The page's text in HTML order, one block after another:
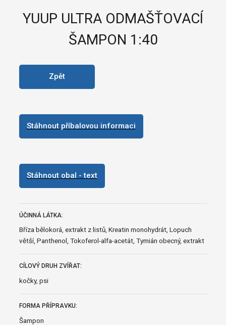
YUUP ULTRA ODMAŠŤOVACÍ
ŠAMPON 1:40
Zpět
Stáhnout příbalovou informaci
Stáhnout obal - text
ÚČINNÁ LÁTKA:
Bříza bělokorá, extrakt z listů, Kreatin monohydrát, Lopuch
větší, Panthenol, Tokoferol-alfa-acetát, Tymián obecný, extrakt
CÍLOVÝ DRUH ZVÍŘAT:
kočky, psi
FORMA PŘÍPRAVKU:
Šampon